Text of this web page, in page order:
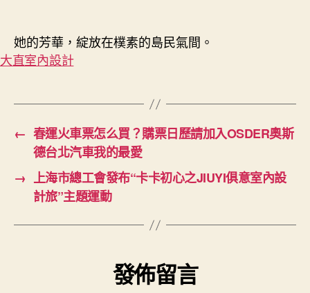
她的芳華，綻放在樸素的島民氣間。
大直室內設計
← 春運火車票怎么買？購票日歷請加入OSDER奧斯
德台北汽車我的最愛
→ 上海市總工會發布“卡卡初心之JIUYI俱意室內設
計旅”主題運動
發佈留言